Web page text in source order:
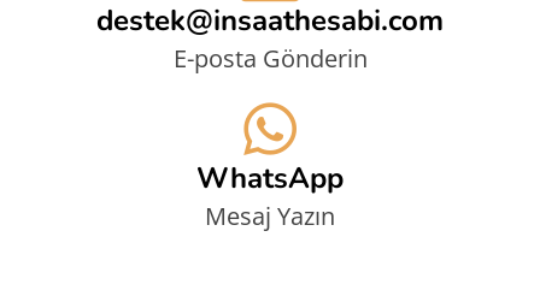
destek@insaathesabi.com
E-posta Gönderin
WhatsApp
Mesaj Yazın